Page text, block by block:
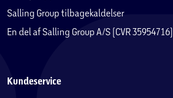
Salling Group tilbagekaldelser
En del af Salling Group A/S (CVR 35954716)
Kundeservice